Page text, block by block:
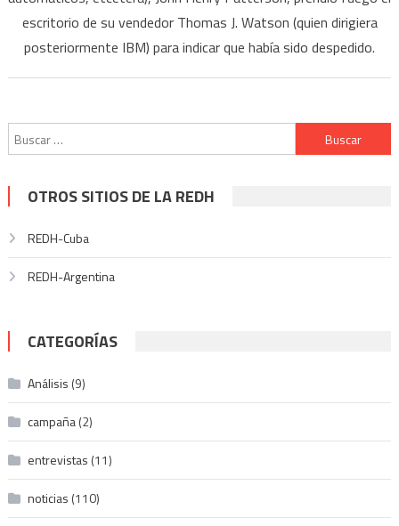
escritorio de su vendedor Thomas J. Watson (quien dirigiera
posteriormente IBM) para indicar que había sido despedido.
Buscar:
OTROS SITIOS DE LA REDH
REDH-Cuba
REDH-Argentina
CATEGORÍAS
Análisis (9)
campaña(2)
entrevistas (11)
noticias (110)